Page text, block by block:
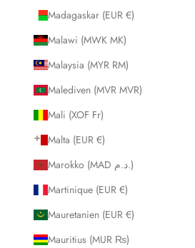
Madagaskar (EUR €)
Malawi (MWK MK)
Malaysia (MYR RM)
Malediven (MVR MVR)
Mali (XOF Fr)
Malta (EUR €)
Marokko (MAD د.م.)
Martinique (EUR €)
Mauretanien (EUR €)
Mauritius (MUR ₨)